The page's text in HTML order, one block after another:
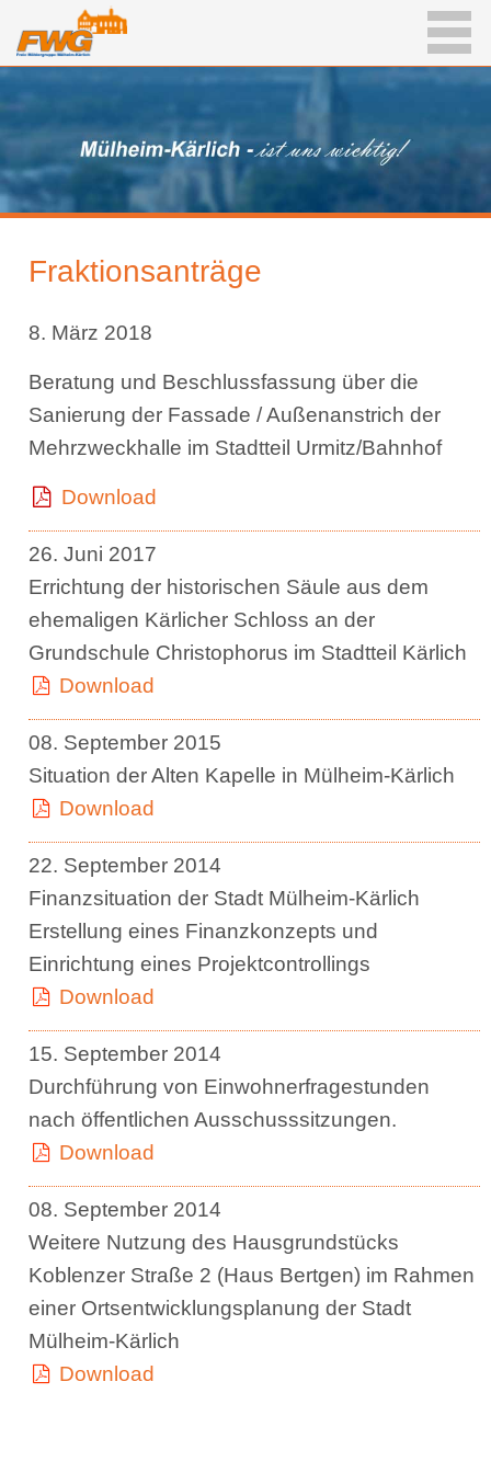
Fraktionsanträge
8. März 2018
Beratung und Beschlussfassung über die
Sanierung der Fassade / Außenanstrich der
Mehrzweckhalle im Stadtteil Urmitz/Bahnhof
Download
26. Juni 2017
Errichtung der historischen Säule aus dem
ehemaligen Kärlicher Schloss an der
Grundschule Christophorus im Stadtteil Kärlich
Download
08. September 2015
Situation der Alten Kapelle in Mülheim-Kärlich
Download
22. September 2014
Finanzsituation der Stadt Mülheim-Kärlich
Erstellung eines Finanzkonzepts und
Einrichtung eines Projektcontrollings
Download
15. September 2014
Durchführung von Einwohnerfragestunden
nach öffentlichen Ausschusssitzungen.
Download
08. September 2014
Weitere Nutzung des Hausgrundstücks
Koblenzer Straße 2 (Haus Bertgen) im Rahmen
einer Ortsentwicklungsplanung der Stadt
Mülheim-Kärlich
Download